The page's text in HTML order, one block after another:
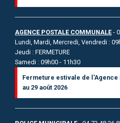
AGENCE POSTALE COMMUNALE -
Lundi, Mardi, Mercredi, Vendredi :
Jeudi : FERMETURE
Samedi : 09h00 - 11h30
Fermeture estivale de l'Agence
au 29 août 2026